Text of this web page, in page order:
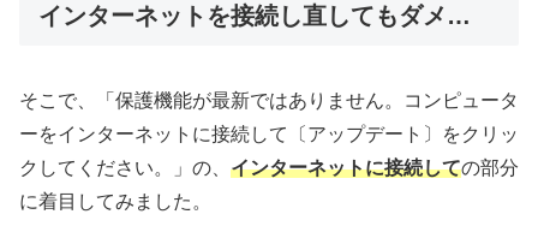
インターネットを接続し直してもダメ…
そこで、「保護機能が最新ではありません。コンピュータ
ーをインターネットに接続して〔アップデート〕をクリッ
クしてください。」の、 インターネットに接続しての部分
に着目してみました。